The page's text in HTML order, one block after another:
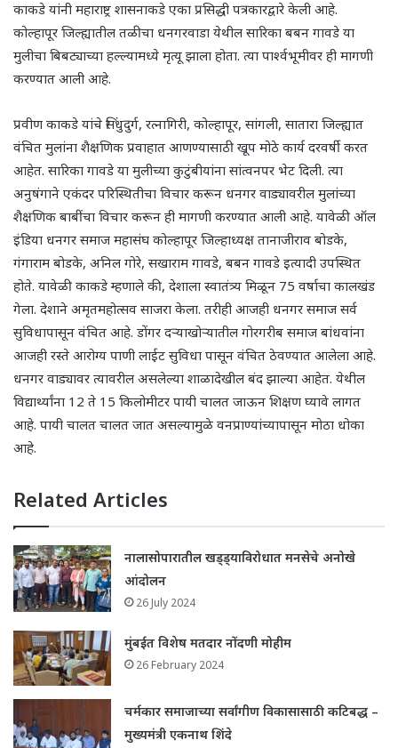
काकडे यांनी महाराष्ट्र शासनाकडे एका प्रसिद्धी पत्रकारद्वारे केली आहे.
कोल्हापूर जिल्ह्यातील तळीचा धनगरवाडा येथील सारिका बबन गावडे या
मुलीचा बिबट्याच्या हल्ल्यामध्ये मृत्यू झाला होता. त्या पार्श्वभूमीवर ही मागणी
करण्यात आली आहे.
प्रवीण काकडे यांचे सिंधुदुर्ग, रत्नागिरी, कोल्हापूर, सांगली, सातारा जिल्ह्यात
वंचित मुलांना शैक्षणिक प्रवाहात आणण्यासाठी खूप मोठे कार्य दरवर्षी करत
आहेत. सारिका गावडे या मुलीच्या कुटुंबीयांना सांत्वनपर भेट दिली. त्या
अनुषंगाने एकंदर परिस्थितीचा विचार करून धनगर वाड्यावरील मुलांच्या
शैक्षणिक बाबींचा विचार करून ही मागणी करण्यात आली आहे. यावेळी ऑल
इंडिया धनगर समाज महासंघ कोल्हापूर जिल्हाध्यक्ष तानाजीराव बोडके,
गंगाराम बोडके, अनिल गोरे, सखाराम गावडे, बबन गावडे इत्यादी उपस्थित
होते. यावेळी काकडे म्हणाले की, देशाला स्वातंत्र्य मिळून 75 वर्षाचा कालखंड
गेला. देशाने अमृतमहोत्सव साजरा केला. तरीही आजही धनगर समाज सर्व
सुविधापासून वंचित आहे. डोंगर दऱ्याखोऱ्यातील गोरगरीब समाज बांधवांना
आजही रस्ते आरोग्य पाणी लाईट सुविधा पासून वंचित ठेवण्यात आलेला आहे.
धनगर वाड्यावर त्यावरील असलेल्या शाळादेखील बंद झाल्या आहेत. येथील
विद्यार्थ्यांना 12 ते 15 किलोमीटर पायी चालत जाऊन शिक्षण घ्यावे लागत
आहे. पायी चालत चालत जात असल्यामुळे वनप्राण्यांच्यापासून मोठा धोका
आहे.
Related Articles
नालासोपारातील खड्ड्याविरोधात मनसेचे अनोखे
आंदोलन
26 July 2024
मुंबईत विशेष मतदार नोंदणी मोहीम
26 February 2024
चर्मकार समाजाच्या सर्वांगीण विकासासाठी कटिबद्ध –
मुख्यमंत्री एकनाथ शिंदे